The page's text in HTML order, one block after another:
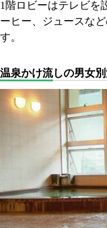
1階ロビーはテレビを
ーヒー、ジュースな
す。
温泉かけ流しの男女